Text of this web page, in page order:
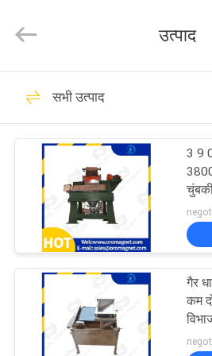
उत्पादों
कारखाना
भ्रमण
Reserved.
चुंबकीय
चुंबकीय
उपकरण
उत्पाद
सभी उत्पाद
3 9
गैर
कम